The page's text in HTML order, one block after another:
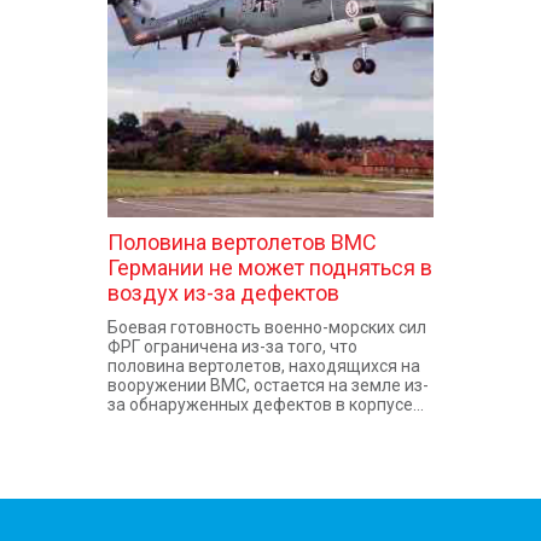
КОНТАКТЫ
Половина вертолетов ВМС
Германии не может подняться в
воздух из-за дефектов
Боевая готовность военно-морских сил
ФРГ ограничена из-за того, что
половина вертолетов, находящихся на
вооружении ВМС, остается на земле из-
за обнаруженных дефектов в корпусе...